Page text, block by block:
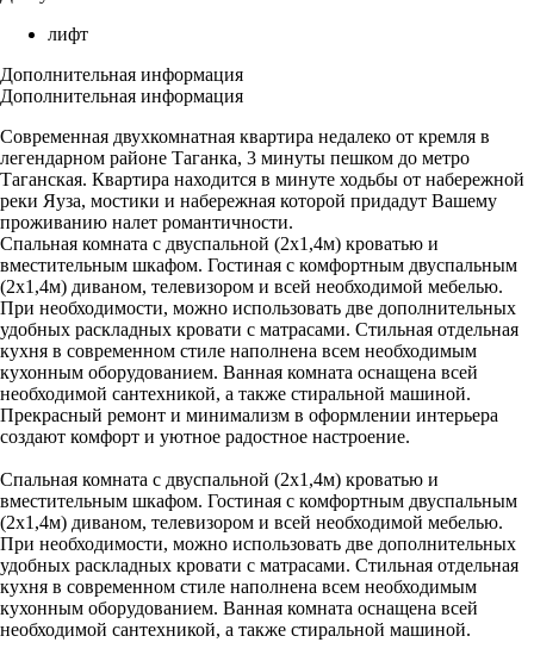
лифт
Дополнительная информация
Дополнительная информация
Современная двухкомнатная квартира недалеко от кремля в
легендарном районе Таганка, 3 минуты пешком до метро
Таганская. Квартира находится в минуте ходьбы от набережной
реки Яуза, мостики и набережная которой придадут Вашему
проживанию налет романтичности.
Спальная комната с двуспальной (2x1,4м) кроватью и
вместительным шкафом. Гостиная с комфортным двуспальным
(2x1,4м) диваном, телевизором и всей необходимой мебелью.
При необходимости, можно использовать две дополнительных
удобных раскладных кровати с матрасами. Стильная отдельная
кухня в современном стиле наполнена всем необходимым
кухонным оборудованием. Ванная комната оснащена всей
необходимой сантехникой, а также стиральной машиной.
Прекрасный ремонт и минимализм в оформлении интерьера
создают комфорт и уютное радостное настроение.
Спальная комната с двуспальной (2x1,4м) кроватью и
вместительным шкафом. Гостиная с комфортным двуспальным
(2x1,4м) диваном, телевизором и всей необходимой мебелью.
При необходимости, можно использовать две дополнительных
удобных раскладных кровати с матрасами. Стильная отдельная
кухня в современном стиле наполнена всем необходимым
кухонным оборудованием. Ванная комната оснащена всей
необходимой сантехникой, а также стиральной машиной.